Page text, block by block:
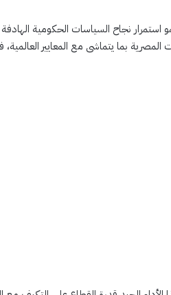
استمرار نجاح السياسات الحكومية
المصرية بما يتماشى مع المعايير